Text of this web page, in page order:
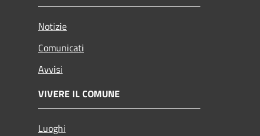
Notizie
Comunicati
Avvisi
VIVERE IL COMUNE
Luoghi